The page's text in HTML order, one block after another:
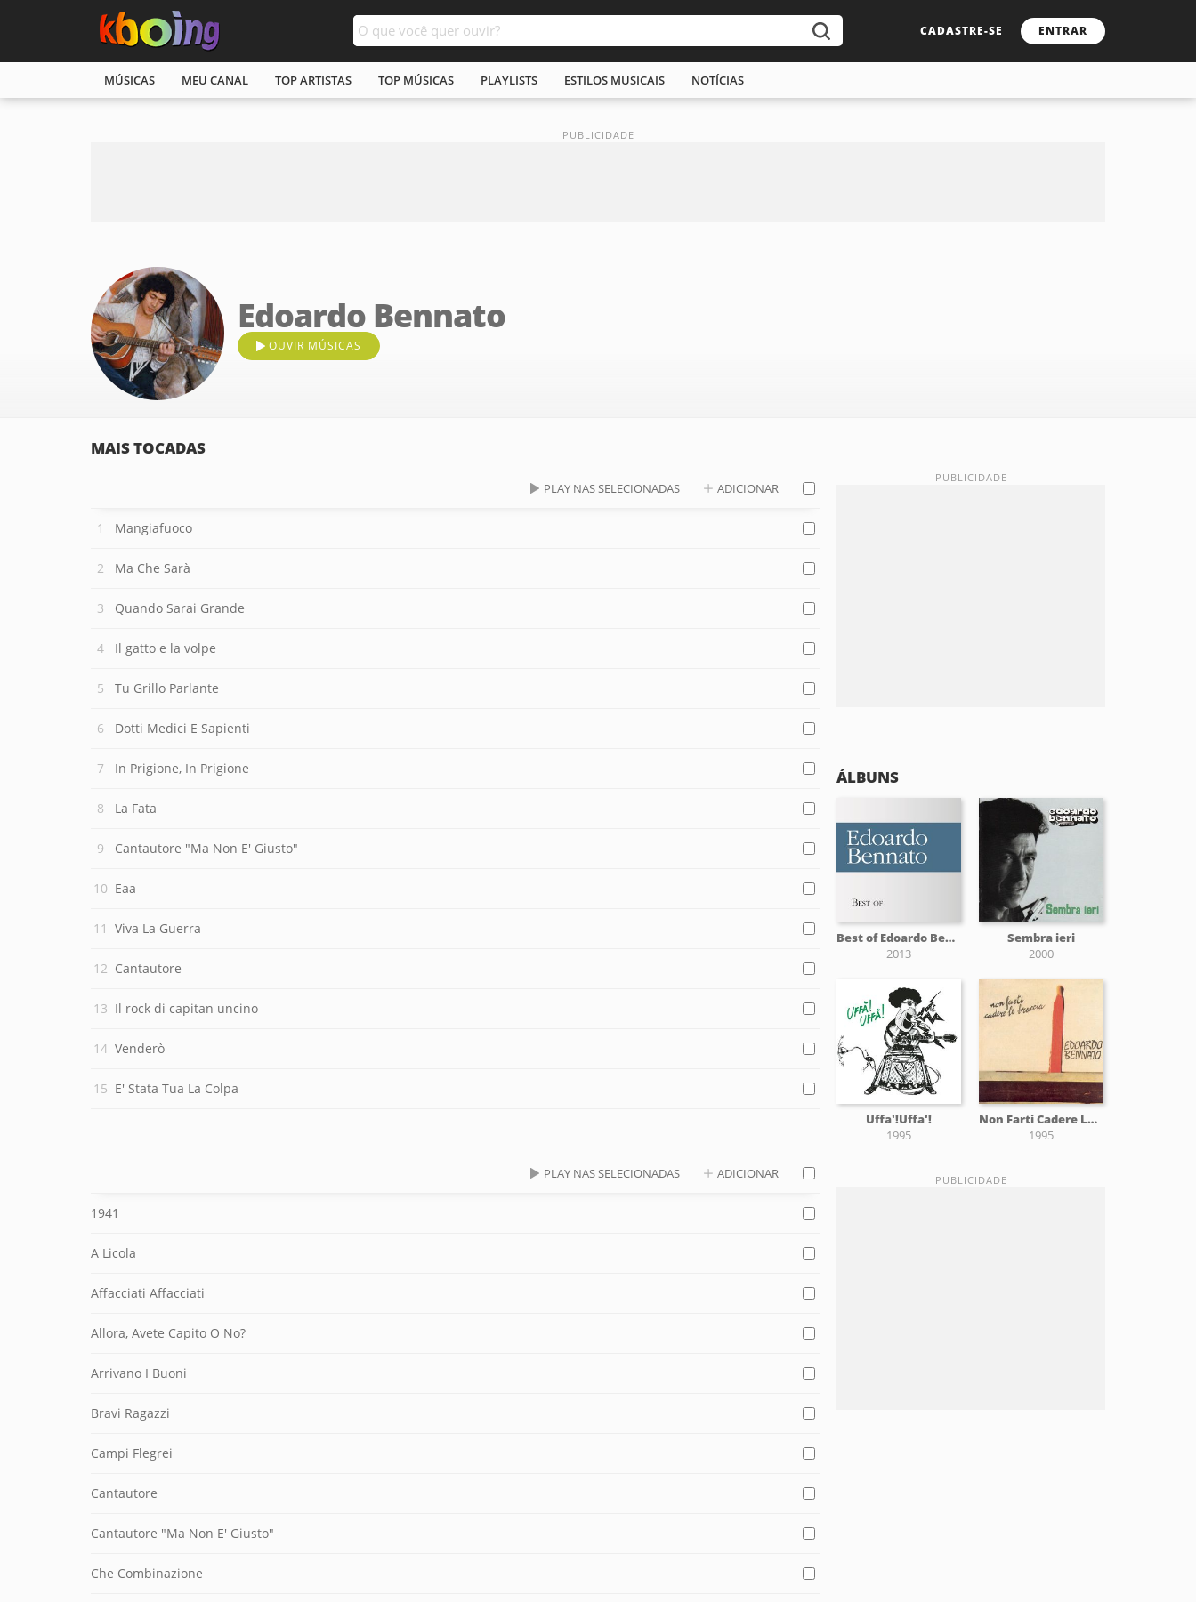
CADASTRE-SE ENTRAR
MÚSICAS MEU CANAL TOP ARTISTAS TOP MÚSICAS PLAYLISTS ESTILOS MUSICAIS NOTÍCIAS
Edoardo Bennato
OUVIR MÚSICAS
MAIS TOCADAS
PLAY NAS SELECIONADAS ADICIONAR
Mangiafuoco
Ma Che Sarà
Quando Sarai Grande
Il gatto e la volpe
Tu Grillo Parlante
Dotti Medici E Sapienti
In Prigione, In Prigione
La Fata
Cantautore "Ma Non E' Giusto"
Eaa
Viva La Guerra
Cantautore
Il rock di capitan uncino
Venderò
E' Stata Tua La Colpa
PLAY NAS SELECIONADAS ADICIONAR
1941
A Licola
Affacciati Affacciati
Allora, Avete Capito O No?
Arrivano I Buoni
Bravi Ragazzi
Campi Flegrei
Cantautore
Cantautore "Ma Non E' Giusto"
Che Combinazione
ÁLBUNS
Best of Edoardo Bennato
2013
Sembra ieri
2000
Uffa'!Uffa'!
1995
Non Farti Cadere Le Braccia
1995